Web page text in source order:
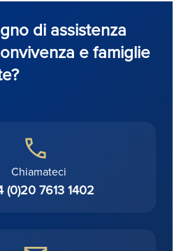
di assistenza
e famiglie
Chiamateci
(0)20 7613 1402